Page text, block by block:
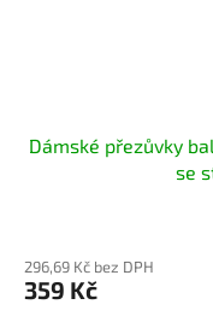
Dámské přezůvky
se
296,69 Kč bez DPH
359 Kč